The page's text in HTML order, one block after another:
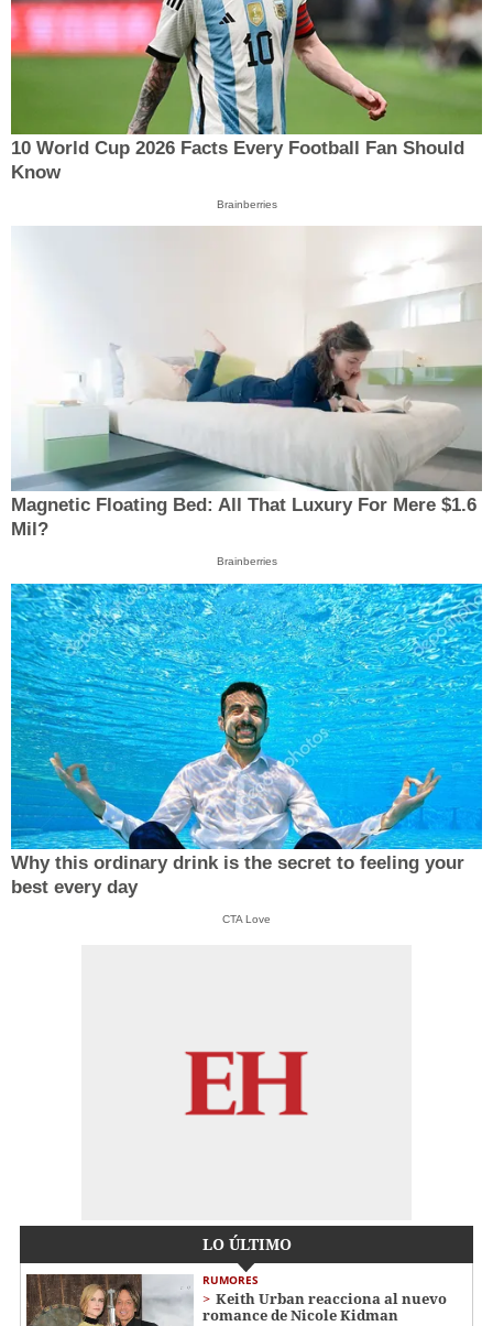
10 World Cup 2026 Facts Every Football Fan Should
Know
Brainberries
Magnetic Floating Bed: All That Luxury For Mere $1.6
Mil?
Brainberries
Why this ordinary drink is the secret to feeling your
best every day
CTA Love
LO ÚLTIMO
RUMORES
Keith Urban reacciona al nuevo
romance de Nicole Kidman